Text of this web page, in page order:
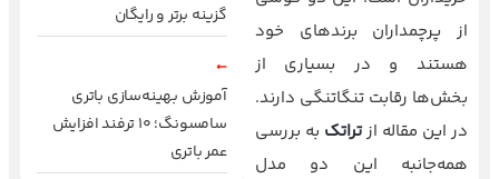
از پرچمداران برندهای خود
هستند و در بسیاری از
بخش‌ها رقابت تنگاتنگی دارند.
در این مقاله ازتراتک به بررسی
همه‌جانبه این دو مدل
گزینه برتر و رایگان
آموزش بهینه‌سازی باتری
سامسونگ؛ ۱۰ ترفند افزایش
عمر باتری